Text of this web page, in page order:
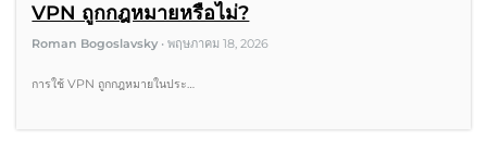
VPN ถูกกฎหมายหรือไม่?
Roman Bogoslavsky •พฤษภาคม 18, 2026
การใช้ VPN ถูกกฎหมายในประ…